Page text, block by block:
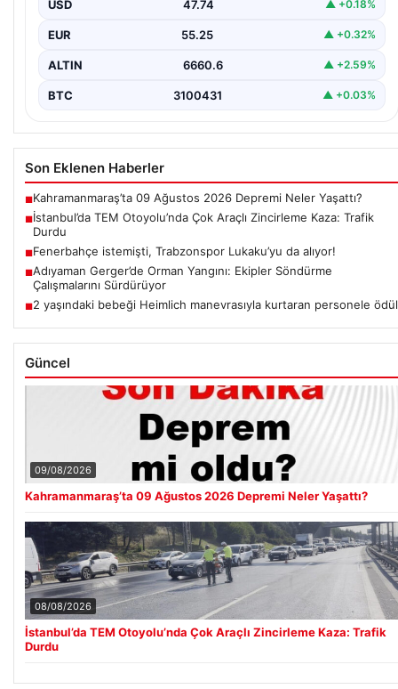
USD 47.74 ▲ +0.18%
EUR 55.25 ▲ +0.32%
ALTIN 6660.6 ▲ +2.59%
BTC 3100431 ▲ +0.03%
Son Eklenen Haberler
■Kahramanmaraş’ta 09 Ağustos 2026 Depremi Neler Yaşattı?
■İstanbul’da TEM Otoyolu’nda Çok Araçlı Zincirleme Kaza: Trafik
Durdu
■Fenerbahçe istemişti, Trabzonspor Lukaku’yu da alıyor!
■Adıyaman Gerger’de Orman Yangını: Ekipler Söndürme
Çalışmalarını Sürdürüyor
■2 yaşındaki bebeği Heimlich manevrasıyla kurtaran personele ödül
Güncel
09/08/2026
Kahramanmaraş’ta 09 Ağustos 2026 Depremi Neler Yaşattı?
08/08/2026
İstanbul’da TEM Otoyolu’nda Çok Araçlı Zincirleme Kaza: Trafik
Durdu